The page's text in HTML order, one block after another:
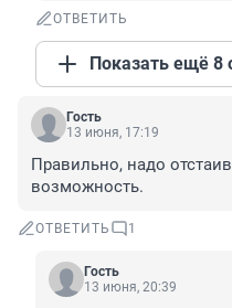
ОТВЕТИТЬ
Показать ещё 8
Гость
13 июня, 17:19
Правильно, надо
возможность.
ОТВЕТИТЬ 1
Гость
13 июня, 20:39